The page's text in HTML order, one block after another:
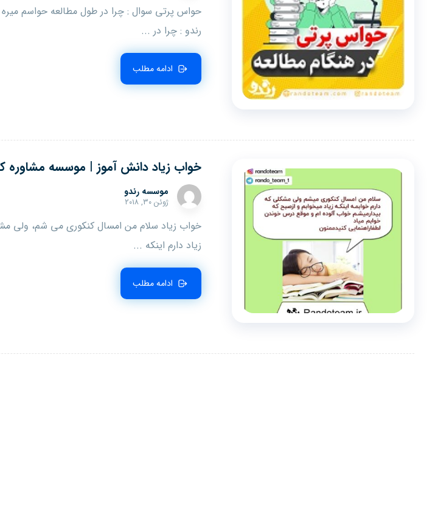
حواس پرتی سوال : چرا در طول مطالعه حواسم
رندو : چرا در ...
ادامه مطلب
خواب زیاد دانش آموز | موسسه مشاوره
موسسه رندو
ژوئن ۳۰, ۲۰۱۸
خواب زیاد سلام من امسال کنکوری می شم، ولی
زیاد دارم اینکه ...
ادامه مطلب